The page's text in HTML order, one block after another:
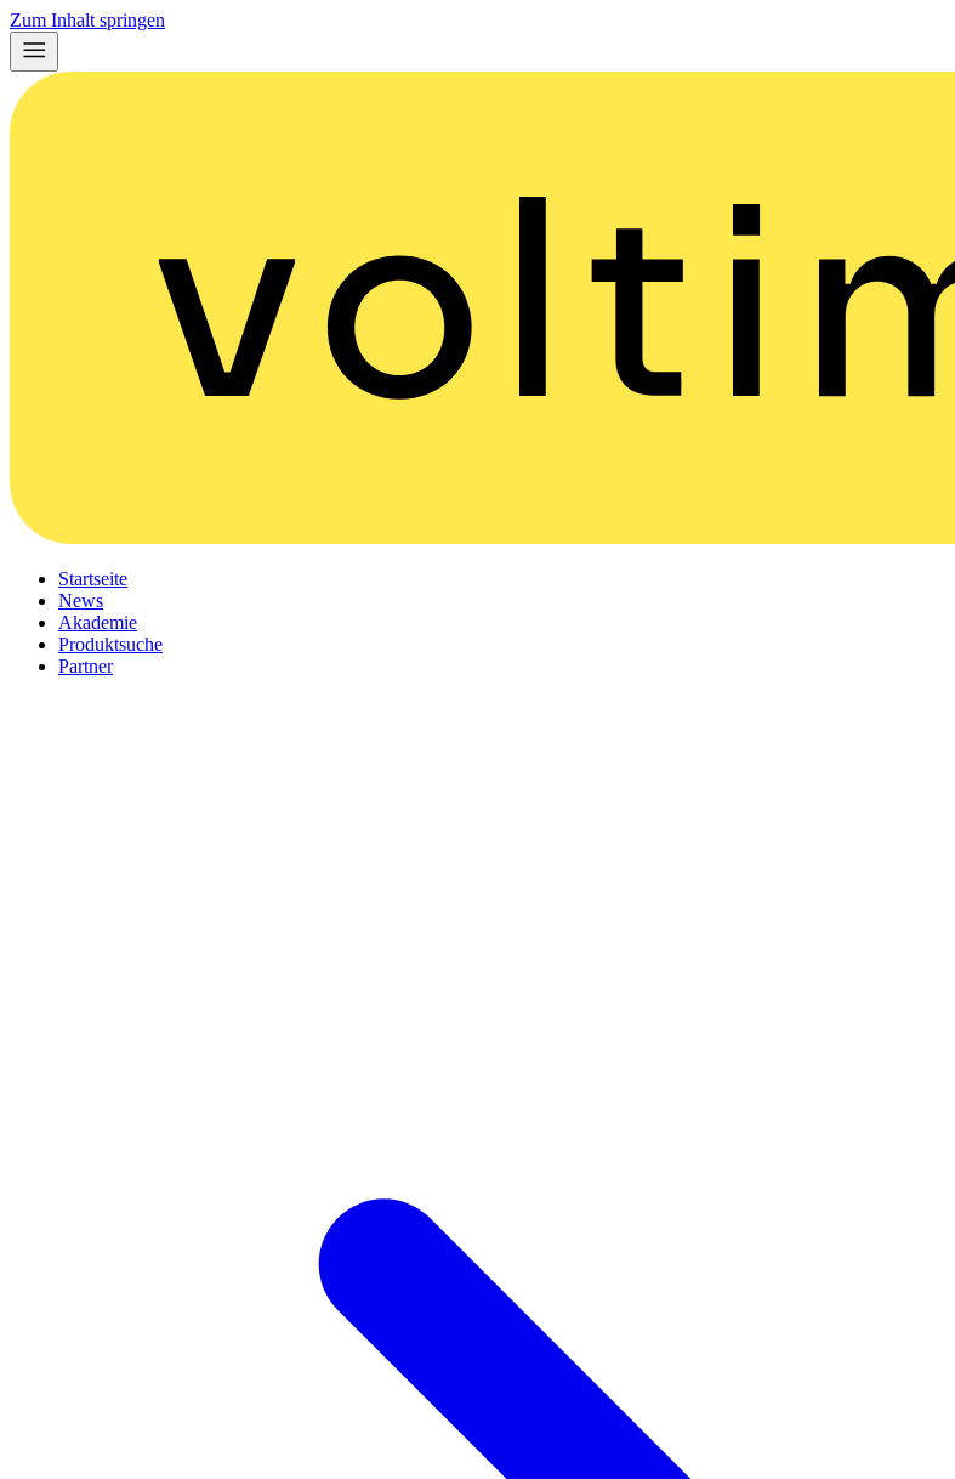
Zum Inhalt springen
Startseite
News
Akademie
Produktsuche
Partner